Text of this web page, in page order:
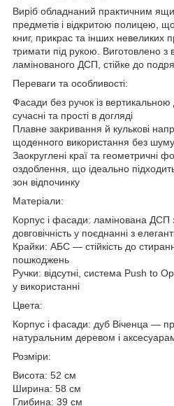
Виріб обладнаний практичним
предметів і відкритою полицею,
книг, прикрас та інших невеликих
тримати під рукою. Виготовлено з
ламінованого ДСП, стійке до
Переваги та особливості:
Фасади без ручок із
сучасні та прості в догляді
Плавне закривання й кулькові
щоденного використання без шуму
Заокруглені краї та геометричні
оздоблення, що ідеально
зон відпочинку
Матеріали:
Корпус і фасади: ламінована
довговічність у поєднанні з
Крайки: АБС — стійкість до
пошкоджень
Ручки: відсутні, система Push to
у використанні
Цвета:
Корпус і фасади: дуб Віченца —
натуральним деревом і
Розміри:
Висота: 52 см
Ширина: 58 см
Глибина: 39 см